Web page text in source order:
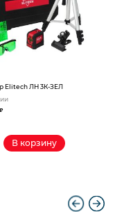
Elitech ЛН 3К-ЗЕЛ
₽
В корзину